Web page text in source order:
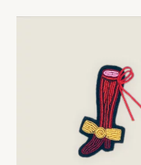
PLEINS FEUX SUR …